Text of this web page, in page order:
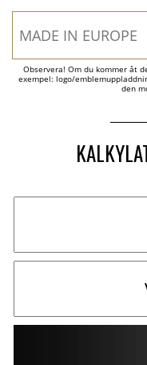
Observera! Om du kommer åt
exempel: logo/
den